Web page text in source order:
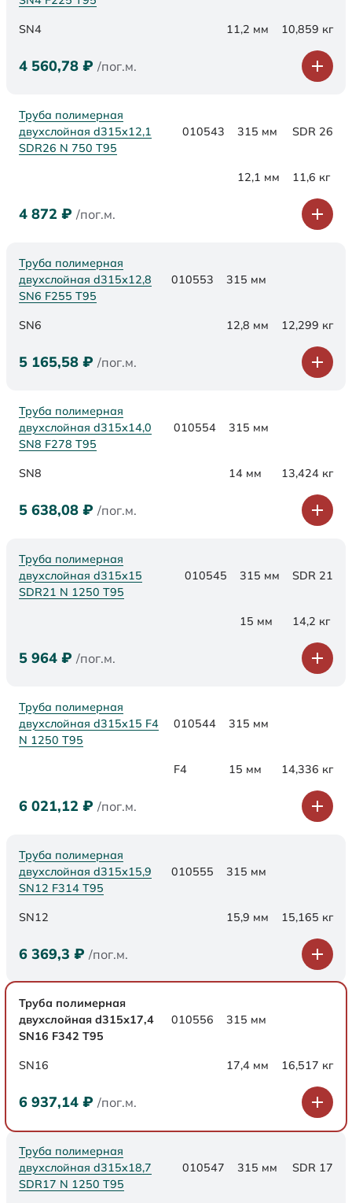
SN4 11,2 мм 10,859 кг
4 560,78 ₽ /пог.м.
Труба полимерная
двухслойная d315x12,1
SDR26 N 750 Т95
010543 315 мм SDR 26
12,1 мм 11,6 кг
4 872 ₽ /пог.м.
Труба полимерная
двухслойная d315х12,8
SN6 F255 Т95
010553 315 мм
SN6 12,8 мм 12,299 кг
5 165,58 ₽ /пог.м.
Труба полимерная
двухслойная d315х14,0
SN8 F278 Т95
010554 315 мм
SN8 14 мм 13,424 кг
5 638,08 ₽ /пог.м.
Труба полимерная
двухслойная d315x15
SDR21 N 1250 Т95
010545 315 мм SDR 21
15 мм 14,2 кг
5 964 ₽ /пог.м.
Труба полимерная
двухслойная d315x15 F4
N 1250 Т95
010544 315 мм
F4 15 мм 14,336 кг
6 021,12 ₽ /пог.м.
Труба полимерная
двухслойная d315х15,9
SN12 F314 Т95
010555 315 мм
SN12 15,9 мм 15,165 кг
6 369,3 ₽ /пог.м.
Труба полимерная
двухслойная d315х17,4
SN16 F342 Т95
010556 315 мм
SN16 17,4 мм 16,517 кг
6 937,14 ₽ /пог.м.
Труба полимерная
двухслойная d315x18,7
SDR17 N 1250 Т95
010547 315 мм SDR 17